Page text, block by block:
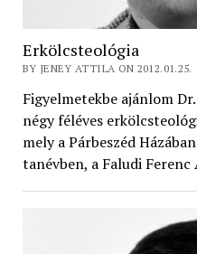
Erkölcsteológia
BY JENEY ATTILA ON 2012.01.25.
Figyelmetekbe ajánlom
négy féléves
mely a Párbeszéd
tanévben, a Faludi